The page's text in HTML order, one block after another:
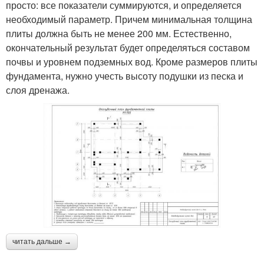
просто: все показатели суммируются, и определяется
необходимый параметр. Причем минимальная толщина
плиты должна быть не менее 200 мм. Естественно,
окончательный результат будет определяться составом
почвы и уровнем подземных вод. Кроме размеров плиты
фундамента, нужно учесть высоту подушки из песка и
слоя дренажа.
читать дальше →